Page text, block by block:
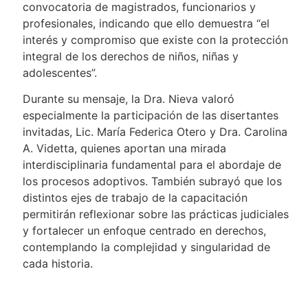
convocatoria de magistrados, funcionarios y
profesionales, indicando que ello demuestra “el
interés y compromiso que existe con la protección
integral de los derechos de niños, niñas y
adolescentes”.
Durante su mensaje, la Dra. Nieva valoró
especialmente la participación de las disertantes
invitadas, Lic. María Federica Otero y Dra. Carolina
A. Videtta, quienes aportan una mirada
interdisciplinaria fundamental para el abordaje de
los procesos adoptivos. También subrayó que los
distintos ejes de trabajo de la capacitación
permitirán reflexionar sobre las prácticas judiciales
y fortalecer un enfoque centrado en derechos,
contemplando la complejidad y singularidad de
cada historia.